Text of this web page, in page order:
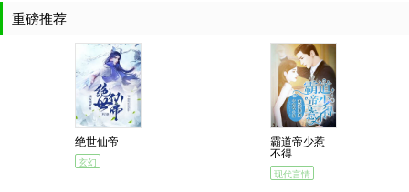
重磅推荐
绝世仙帝
玄幻
霸道帝少惹
不得
现代言情